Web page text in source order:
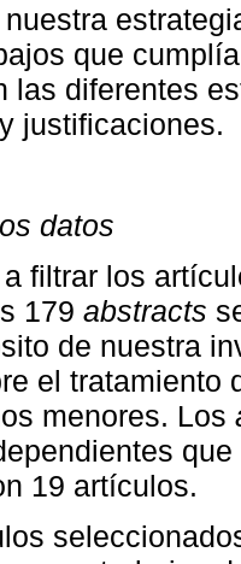
que
las diferentes
justificaciones.
datos
filtrar los
179 abstracts
de nuestra
el tratamiento
menores. Los
19 artículos.